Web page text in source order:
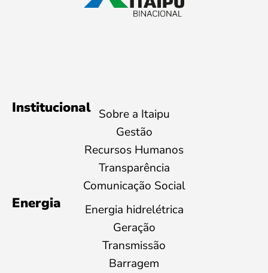
Institucional Sobre a Itaipu
Gestão
Recursos Humanos
Transparência
Comunicação Social
Energia
Energia hidrelétrica
Geração
Transmissão
Barragem